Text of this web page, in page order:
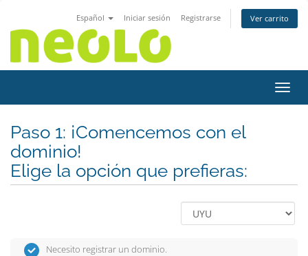
Español Iniciar sesión Registrarse Ver carrito
Paso 1: ¡Comencemos con el
dominio!
Elige la opción que prefieras:
Necesito registrar un dominio.